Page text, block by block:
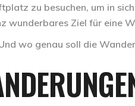
zu besuchen, um in
wunderbares Ziel für eine
wo genau soll die